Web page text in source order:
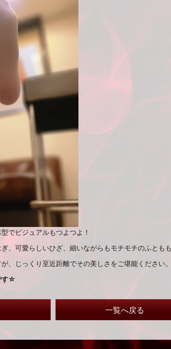
でビジュアルもつよつよ！
、可愛らしいひざ、細いながらもモチモチのふとも
、じっくり至近距離でその美しさをご堪能ください。
す☆
一覧へ戻る